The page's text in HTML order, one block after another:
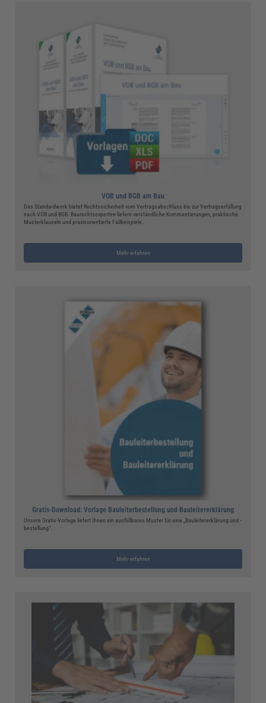
VOB und BGB am Bau
Das Standardwerk bietet Rechtssicherheit vom Vertragsabschluss bis zur Vertragserfüllung
nach VOB und BGB. Baurechtsexperten liefern verständliche Kommentierungen, praktische
Musterklauseln und praxisorientierte Fallbeispiele.
Mehr erfahren
Gratis-Download: Vorlage Bauleiterbestellung und Bauleitererklärung
Unsere Gratis-Vorlage liefert Ihnen ein ausfüllbares Muster für eine „Bauleitererklärung und -
bestellung“.
Mehr erfahren